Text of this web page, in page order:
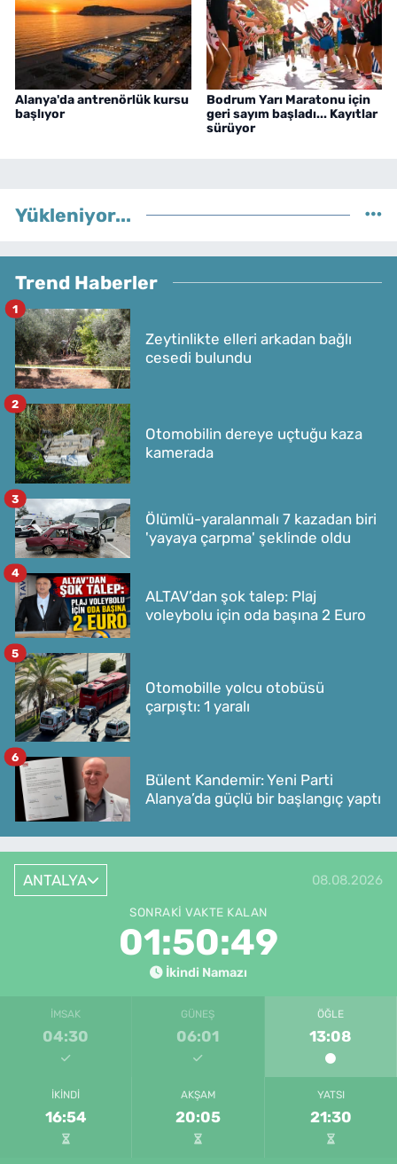
Alanya'da antrenörlük kursu
başlıyor
Bodrum Yarı Maratonu için
geri sayım başladı... Kayıtlar
sürüyor
Yükleniyor...
Trend Haberler
Zeytinlikte elleri arkadan bağlı
cesedi bulundu
1
Otomobilin dereye uçtuğu kaza
kamerada
2
Ölümlü-yaralanmalı 7 kazadan biri
'yayaya çarpma' şeklinde oldu
3
ALTAV’dan şok talep: Plaj
voleybolu için oda başına 2 Euro
4
Otomobille yolcu otobüsü
çarpıştı: 1 yaralı
5
Bülent Kandemir: Yeni Parti
Alanya’da güçlü bir başlangıç yaptı
6
ANTALYA 08.08.2026
SONRAKI VAKTE KALAN
01:50:49
İkindi Namazı
İMSAK
04:30
GÜNEŞ
06:01
ÖĞLE
13:08
İKINDI
16:54
AKŞAM
20:05
YATSI
21:30